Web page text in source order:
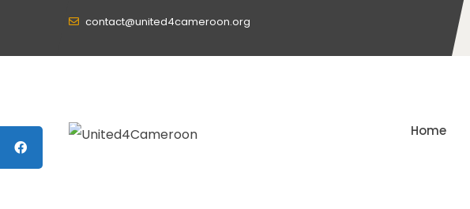
contact@united4cameroon.org
Home